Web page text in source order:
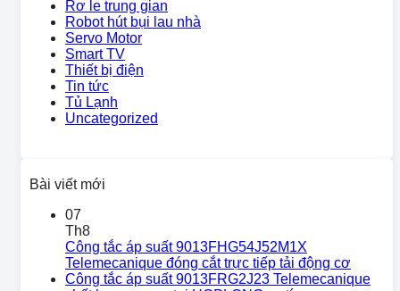
Rơ le trung gian
Robot hút bụi lau nhà
Servo Motor
Smart TV
Thiết bị điện
Tin tức
Tủ Lạnh
Uncategorized
Bài viết mới
07
Th8
Công tắc áp suất 9013FHG54J52M1X
Telemecanique đóng cắt trực tiếp tải động cơ
Công tắc áp suất 9013FRG2J23 Telemecanique